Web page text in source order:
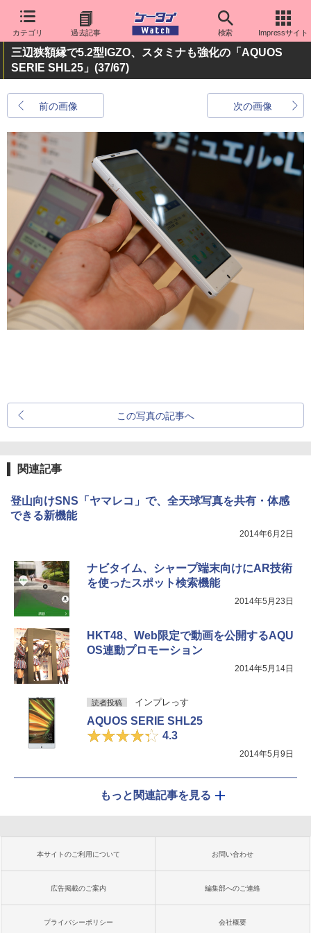
カテゴリ 過去記事 検索 Impressサイト
三辺狭額縁で5.2型IGZO、スタミナも強化の「AQUOS
SERIE SHL25」 (37/67)
前の画像 次の画像
この写真の記事へ
関連記事
登山向けSNS「ヤマレコ」で、全天球写真を共有・体感
できる新機能
2014年6月2日
ナビタイム、シャープ端末向けにAR技術
を使ったスポット検索機能
2014年5月23日
HKT48、Web限定で動画を公開するAQU
OS連動プロモーション
2014年5月14日
読者投稿 インプレっす
AQUOS SERIE SHL25
4.3
2014年5月9日
もっと関連記事を見る
本サイトのご利用について お問い合わせ
広告掲載のご案内 編集部へのご連絡
プライバシーポリシー 会社概要